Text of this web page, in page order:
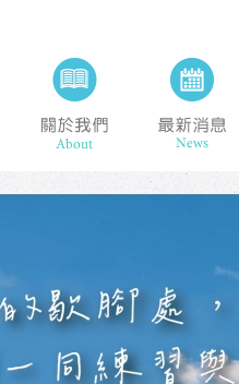
關於我們 About